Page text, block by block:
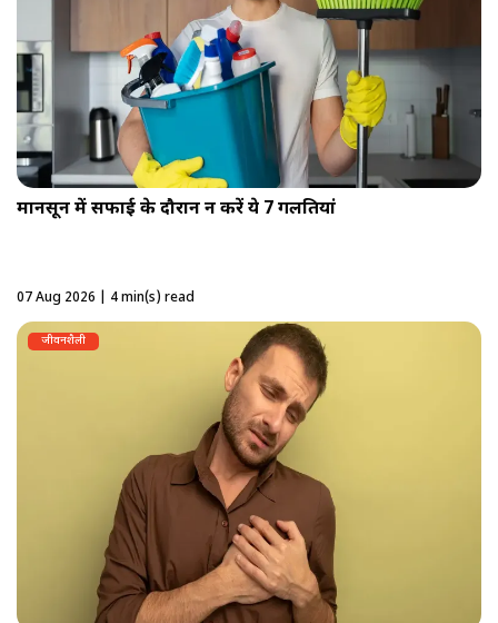
मानसून में सफाई के दौरान न करें ये 7 गलतियां
07 Aug 2026 | 4 min(s) read
जीवनशैली